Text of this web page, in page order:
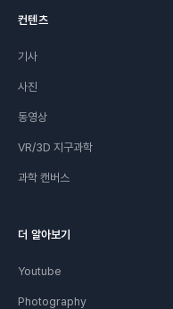
컨텐츠
기사
사진
동영상
VR/3D 지구과학
과학 캔버스
더 알아보기
Youtube
Photography